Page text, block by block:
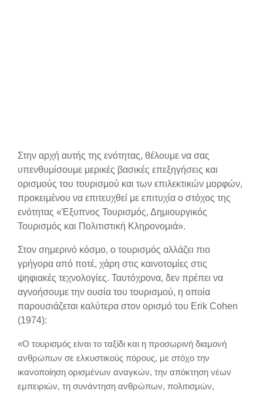
Στην αρχή αυτής της ενότητας, θέλουμε να σας
υπενθυμίσουμε μερικές βασικές επεξηγήσεις και
ορισμούς του τουρισμού και των επιλεκτικών μορφών,
προκειμένου να επιτευχθεί με επιτυχία ο στόχος της
ενότητας «Έξυπνος Τουρισμός, Δημιουργικός
Τουρισμός και Πολιτιστική Κληρονομιά».
Στον σημερινό κόσμο, ο τουρισμός αλλάζει πιο
γρήγορα από ποτέ, χάρη στις καινοτομίες στις
ψηφιακές τεχνολογίες. Ταυτόχρονα, δεν πρέπει να
αγνοήσουμε την ουσία του τουρισμού, η οποία
παρουσιάζεται καλύτερα στον ορισμό του Erik Cohen
(1974):
«Ο τουρισμός είναι το ταξίδι και η προσωρινή διαμονή
ανθρώπων σε ελκυστικούς πόρους, με στόχο την
ικανοποίηση ορισμένων αναγκών, την απόκτηση νέων
εμπειριών, τη συνάντηση ανθρώπων, πολιτισμών,